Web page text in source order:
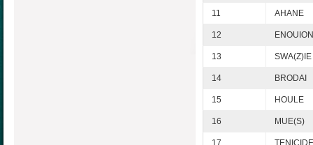
11 AHANE
12
13 SWA(Z)IE
14 BRODAI
15 HOULE
16 MUE(S)